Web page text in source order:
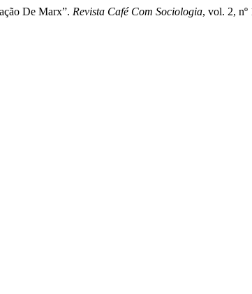
De Marx”. Revista Café Com Sociologia, vol. 2, nº